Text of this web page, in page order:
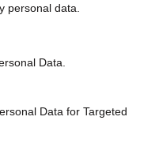
personal data.
Data.
Data for Targeted